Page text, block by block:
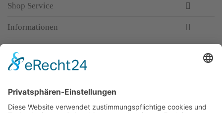
Shop Service
Informationen
Top-Anbieter
Spitzenqualität